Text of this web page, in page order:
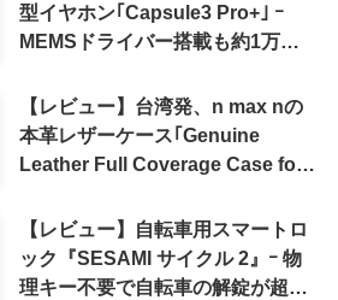
型イヤホン｢Capsule3 Pro+｣ ｰ
MEMSドライバー搭載も約1万円
【レビュー】台湾発、n max nの
本革レザーケース｢Genuine
Leather Full Coverage Case for
【レビュー】自転車用スマートロ
ック『SESAMI サイクル 2』ｰ 物
理キー不要で自転車の解錠が超簡